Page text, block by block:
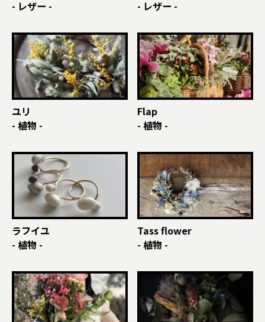
- レザー -
- レザー -
ユリ
- 植物 -
Flap
- 植物 -
ラフイユ
- 植物 -
Tass flower
- 植物 -